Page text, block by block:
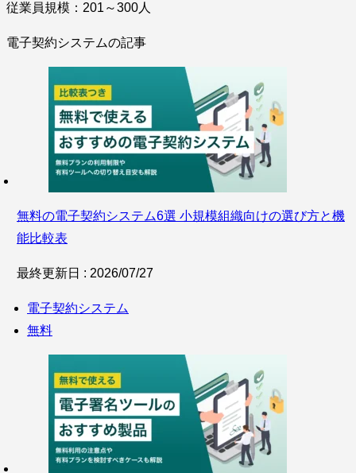
従業員規模：201～300人
電子契約システムの記事
無料の電子契約システム6選 小規模組織向けの選び方と機
能比較表
最終更新日 : 2026/07/27
電子契約システム
無料